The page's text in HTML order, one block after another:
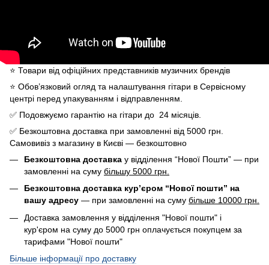
⭐️ Товари від офіційних представників музичних брендів
⭐️ Обов’язковий огляд та налаштування гітари в Сервісному
центрі перед упакуванням і відправленням.
✅ Подовжуємо гарантію на гітари до 24 місяців.
✅ Безкоштовна доставка при замовленні від 5000 грн.
Самовивіз з магазину в Києві — безкоштовно
Безкоштовна доставка у відділення “Нової Пошти” — при
замовленні на суму більшу 5000 грн.
Безкоштовна доставка кур’єром “Нової пошти” на
вашу адресу — при замовленні на суму більше 10000 грн.
Доставка замовлення у відділення "Нової пошти" і
кур'єром на суму до 5000 грн оплачується покупцем за
тарифами "Нової пошти"
Більше інформації про доставку